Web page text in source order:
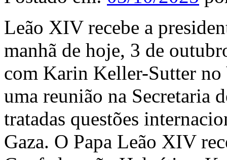
Leão XIV recebe a
manhã de hoje, 3 de
com Karin Keller-Sutter no
uma reunião na Secretaria
tratadas questões
Gaza. O Papa Leão XIV